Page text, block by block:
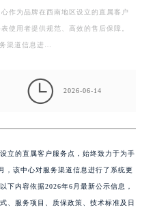
作为品牌在西南地区设立的直属客户
使用者提供规范、高效的售后保障。
渠道信息进…
 2026-06-14
立的直属客户服务点，始终致力于为手
，该中心对服务渠道信息进行了系统更
下内容依据2026年6月最新公示信息，
、服务项目、质保政策、技术标准及日